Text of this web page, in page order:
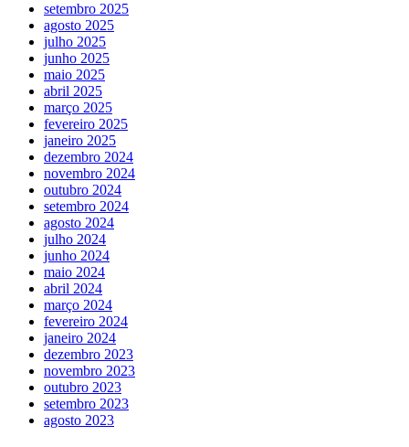
setembro 2025
agosto 2025
julho 2025
junho 2025
maio 2025
abril 2025
março 2025
fevereiro 2025
janeiro 2025
dezembro 2024
novembro 2024
outubro 2024
setembro 2024
agosto 2024
julho 2024
junho 2024
maio 2024
abril 2024
março 2024
fevereiro 2024
janeiro 2024
dezembro 2023
novembro 2023
outubro 2023
setembro 2023
agosto 2023